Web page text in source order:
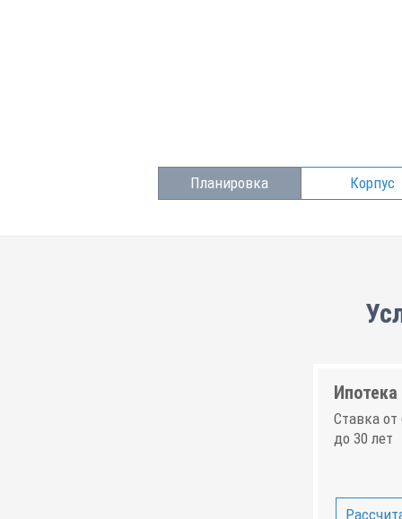
Планировка Корпус
Ипотека
Ставка от
до 30 лет